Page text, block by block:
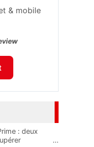
& mobile
: deux
...